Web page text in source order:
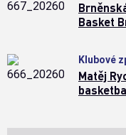
Basket
Klubové
Matěj